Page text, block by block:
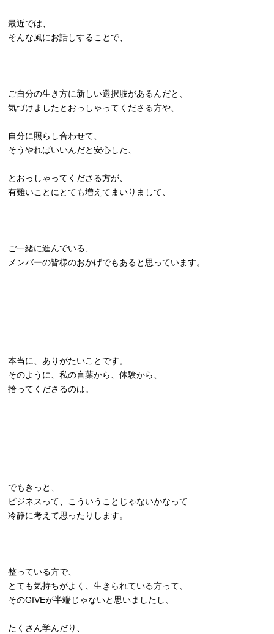
最近では、
そんな風にお話しすることで、
ご自分の生き方に新しい選択肢があるんだと、
気づけましたとおっしゃってくださる方や、
自分に照らし合わせて、
そうやればいいんだと安心した、
とおっしゃってくださる方が、
有難いことにとても増えてまいりまして、
ご一緒に進んでいる、
メンバーの皆様のおかげでもあると思っています。
本当に、ありがたいことです。
そのように、私の言葉から、体験から、
拾ってくださるのは。
でもきっと、
ビジネスって、こういうことじゃないかなって
冷静に考えて思ったりします。
整っている方で、
とても気持ちがよく、生きられている方って、
そのGIVEが半端じゃないと思いましたし、
たくさん学んだり、